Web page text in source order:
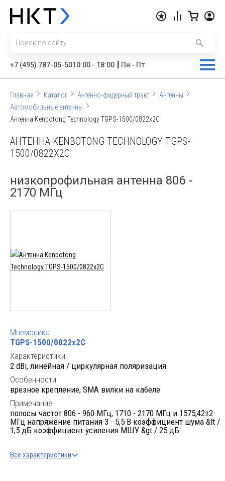
+7 (495) 787-05-5010:00 - 18:00 Пн - Пт
Главная Каталог Антенно-фидерный тракт
Антенны
Автомобильные антенны
Антенна Kenbotong Technology TGPS-1500/0822x2C
АНТЕННА KENBOTONG TECHNOLOGY TGPS-
1500/0822X2C
низкопрофильная антенна 806 -
2170 МГц
Мнемоника
TGPS-1500/0822x2C
Характеристики
2 dBi, линейная / циркулярная поляризация
Особенности
врезное крепление, SMA вилки на кабеле
Примечание
полосы частот 806 - 960 МГц, 1710 - 2170 МГц и 1575,42±2
МГц напряжение питания 3 - 5,5 В коэффициент шума &lt /
1,5 дБ коэффициент усиления МШУ &gt / 25 дБ
Все характеристики